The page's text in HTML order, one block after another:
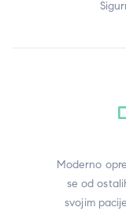
Moderno
se od
svojim